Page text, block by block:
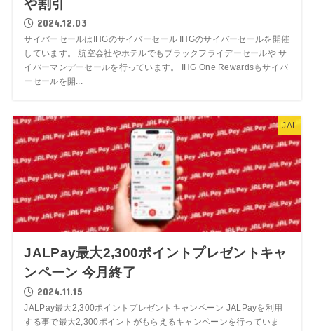
や割引
2024.12.03
サイバーセールはIHGのサイバーセール IHGのサイバーセールを開催
しています。 航空会社やホテルでもブラックフライデーセールや サ
イバーマンデーセールを行っています。 IHG One Rewardsもサイバ
ーセールを開...
JAL
JALPay最大2,300ポイントプレゼントキャ
ンペーン 今月終了
2024.11.15
JALPay最大2,300ポイントプレゼントキャンペーン JALPayを利用
する事で最大2,300ポイントがもらえるキャンペーンを行っていま